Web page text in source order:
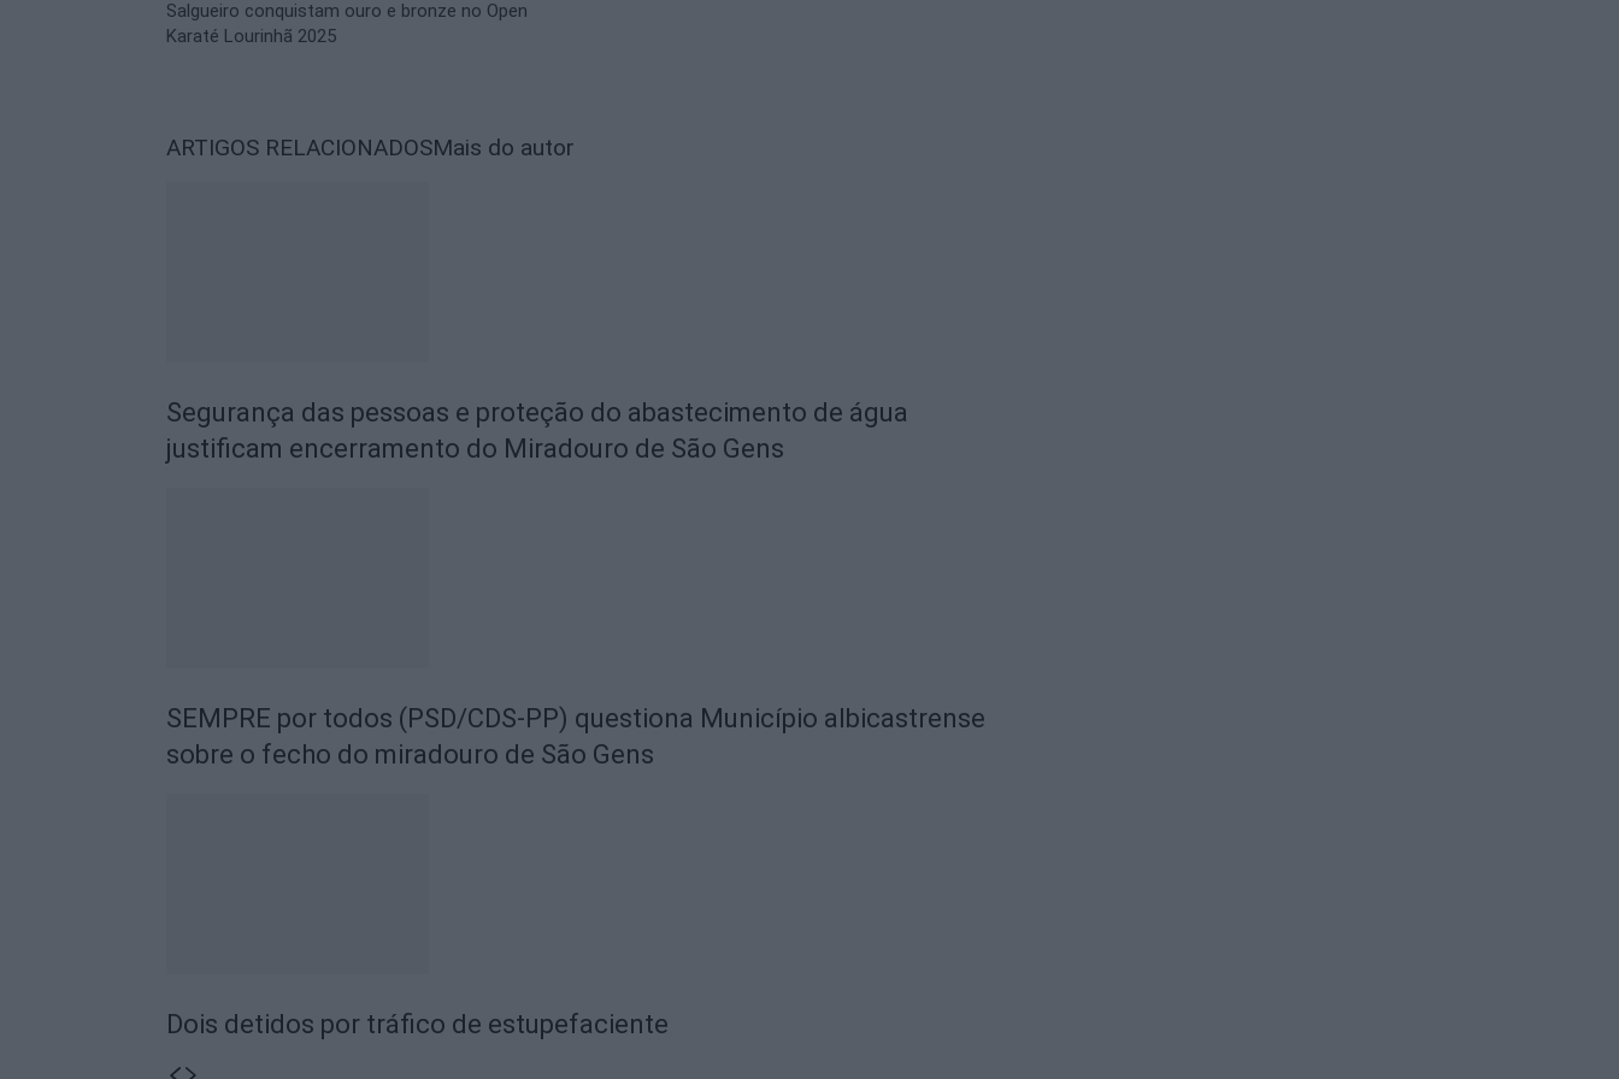
Salgueiro conquistam ouro e bronze no Open
Karaté Lourinhã 2025
ARTIGOS RELACIONADOSMais do autor
Segurança das pessoas e proteção do abastecimento de água
justificam encerramento do Miradouro de São Gens
SEMPRE por todos (PSD/CDS-PP) questiona Município albicastrense
sobre o fecho do miradouro de São Gens
Dois detidos por tráfico de estupefaciente